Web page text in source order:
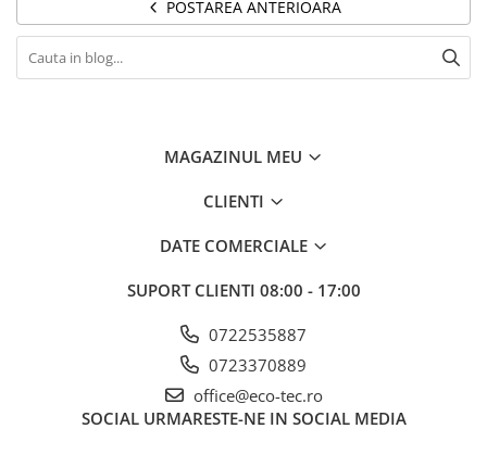
POSTAREA ANTERIOARA
MAGAZINUL MEU
CLIENTI
DATE COMERCIALE
SUPORT CLIENTI 08:00 - 17:00
0722535887
0723370889
office@eco-tec.ro
SOCIAL URMARESTE-NE IN SOCIAL MEDIA